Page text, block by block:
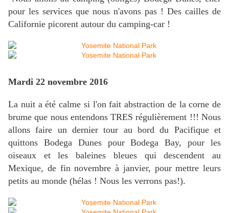
pour les services que nous n'avons pas ! Des cailles de
Californie picorent autour du camping-car !
Mardi 22 novembre 2016
La nuit a été calme si l'on fait abstraction de la corne de
brume que nous entendons TRES régulièrement !!! Nous
allons faire un dernier tour au bord du Pacifique et
quittons Bodega Dunes pour Bodega Bay, pour les
oiseaux et les baleines bleues qui descendent au
Mexique, de fin novembre à janvier, pour mettre leurs
petits au monde (hélas ! Nous les verrons pas!).